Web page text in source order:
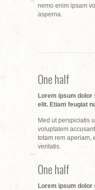
nemo enim ipsam
asperna.
One half
Lorem ipsum
elit. Etiam feugiat
Med ut perspiciatis
voluptatem
totam rem aperiam,
veritatis.
One half
Lorem ipsum